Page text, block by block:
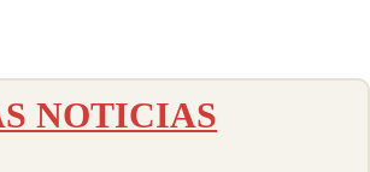
NOTICIAS